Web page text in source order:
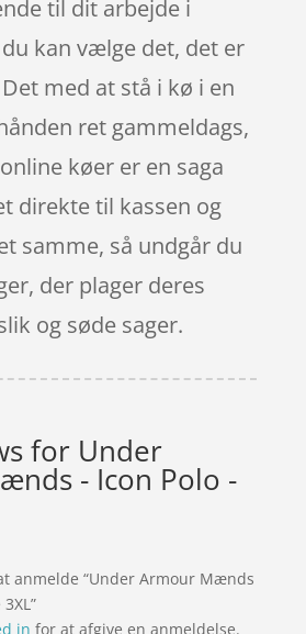
til dit arbejde i
kan vælge det, det er
med at stå i kø i en
ret gammeldags,
køer er en saga
direkte til kassen og
samme, så undgår du
der plager deres
og søde sager.
for Under
- Icon Polo -
anmelde “Under Armour Mænds
in for at afgive en anmeldelse.